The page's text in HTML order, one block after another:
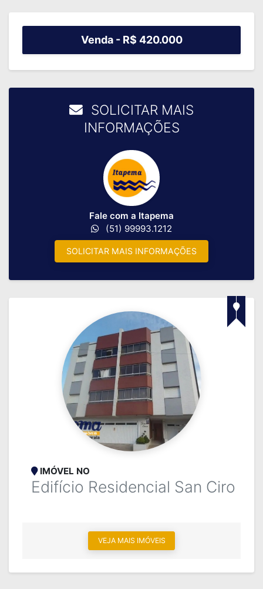
Venda - R$ 420.000
SOLICITAR MAIS
INFORMAÇÕES
Fale com a Itapema
(51) 99993.1212
SOLICITAR MAIS INFORMAÇÕES
IMÓVEL NO
Edifício Residencial San Ciro
VEJA MAIS IMÓVEIS